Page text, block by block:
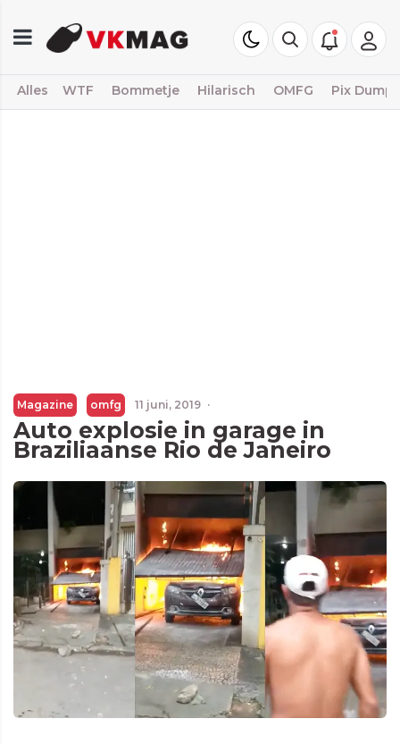
Alles WTF Bommetje Hilarisch OMFG Pix Dump
Magazine omfg 11 juni, 2019 ·
Auto explosie in garage in
Braziliaanse Rio de Janeiro